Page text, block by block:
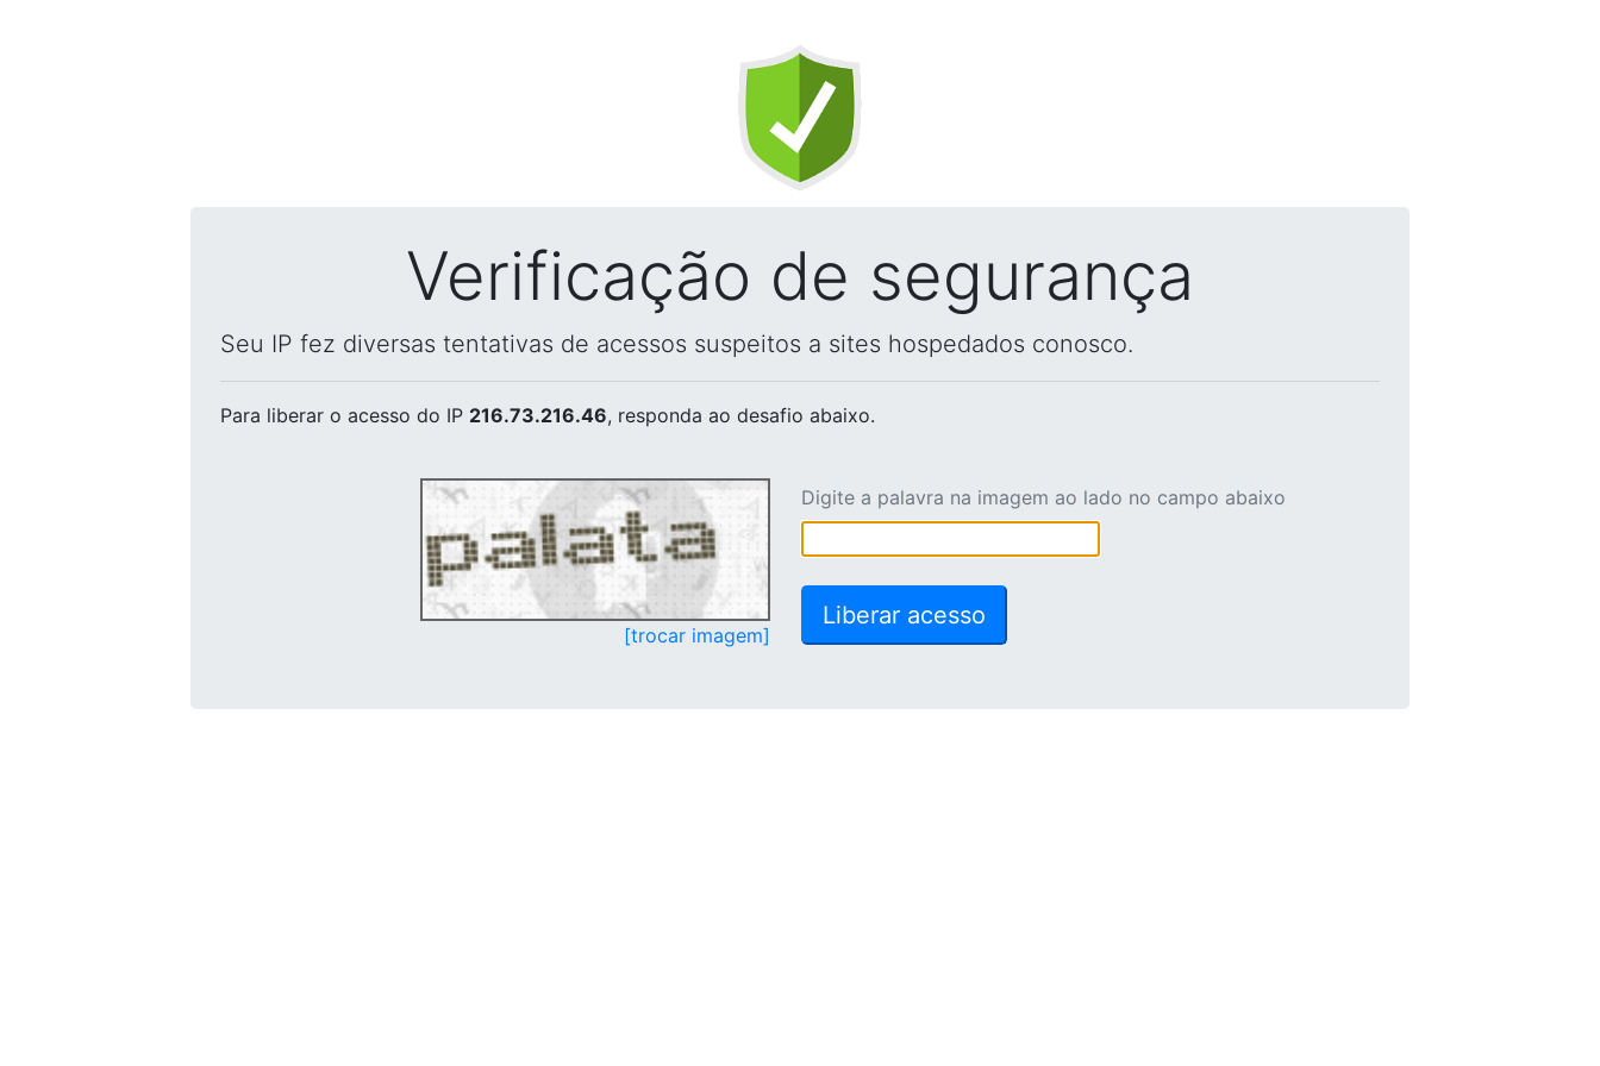
Verificação de segurança
Seu IP fez diversas tentativas de acessos suspeitos a sites hospedados conosco.
Para liberar o acesso do IP 216.73.216.46, responda ao desafio abaixo.
[trocar imagem]
Digite a palavra na imagem ao lado no campo abaixo